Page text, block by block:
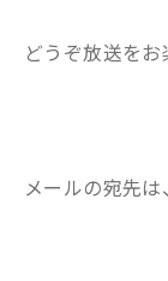
どうぞ放送をお
メールの宛先は